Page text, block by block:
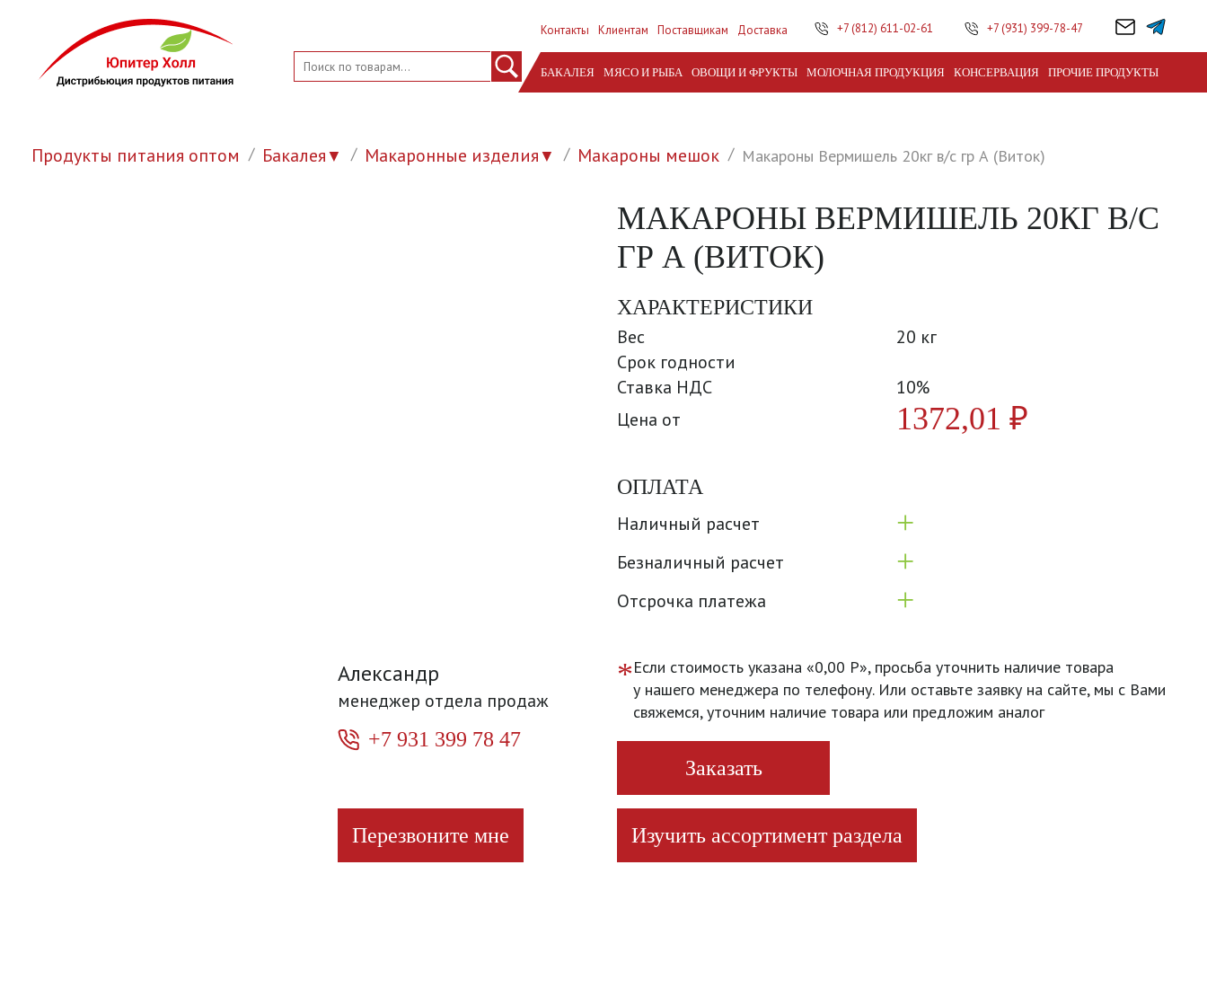
Контакты Клиентам Поставщикам Доставка +7 (812) 611-02-61 +7 (931) 399-78-47
БАКАЛЕЯ МЯСО И РЫБА ОВОЩИ И ФРУКТЫ МОЛОЧНАЯ ПРОДУКЦИЯ КОНСЕРВАЦИЯ ПРОЧИЕ ПРОДУКТЫ
Продукты питания оптом Бакалея▼ Макаронные изделия▼ Макароны мешок Макароны Вермишель 20кг в/с гр А (Виток)
Александр
менеджер отдела продаж
+7 931 399 78 47
Перезвоните мне
МАКАРОНЫ ВЕРМИШЕЛЬ 20КГ В/С
ГР А (ВИТОК)
ХАРАКТЕРИСТИКИ
Вес
20 кг
Срок годности
Ставка НДС
10%
Цена от
1372,01 ₽
ОПЛАТА
Наличный расчет
+
Безналичный расчет +
Отсрочка платежа +
*Если стоимость указана «0,00 Р», просьба уточнить наличие товара
у нашего менеджера по телефону. Или оставьте заявку на сайте, мы с Вами
свяжемся, уточним наличие товара или предложим аналог
Заказать
Изучить ассортимент раздела